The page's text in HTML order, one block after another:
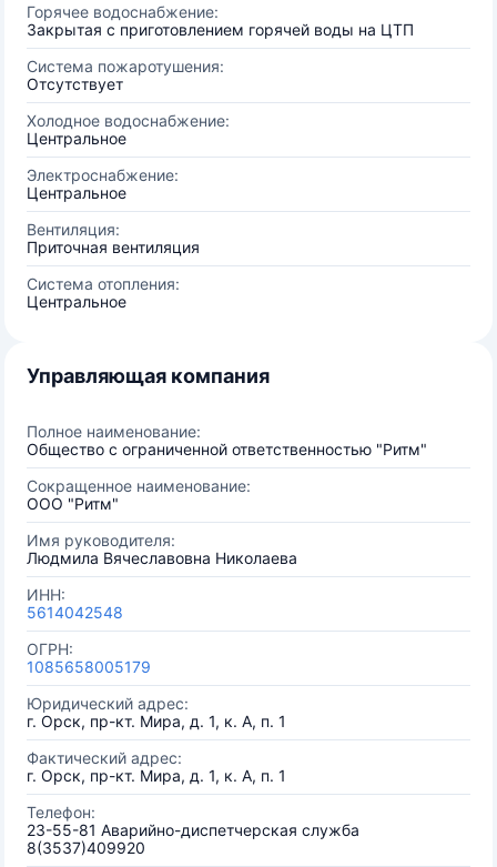
Горячее водоснабжение:
Закрытая с приготовлением горячей воды на ЦТП
Система пожаротушения:
Отсутствует
Холодное водоснабжение:
Центральное
Электроснабжение:
Центральное
Вентиляция:
Приточная вентиляция
Система отопления:
Центральное
Управляющая компания
Полное наименование:
Общество с ограниченной ответственностью "Ритм"
Сокращенное наименование:
ООО "Ритм"
Имя руководителя:
Людмила Вячеславовна Николаева
ИНН:
5614042548
ОГРН:
1085658005179
Юридический адрес:
г. Орск, пр-кт. Мира, д. 1, к. А, п. 1
Фактический адрес:
г. Орск, пр-кт. Мира, д. 1, к. А, п. 1
Телефон:
23-55-81 Аварийно-диспетчерская служба
8(3537)409920